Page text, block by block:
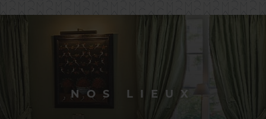
NOS LIEUX